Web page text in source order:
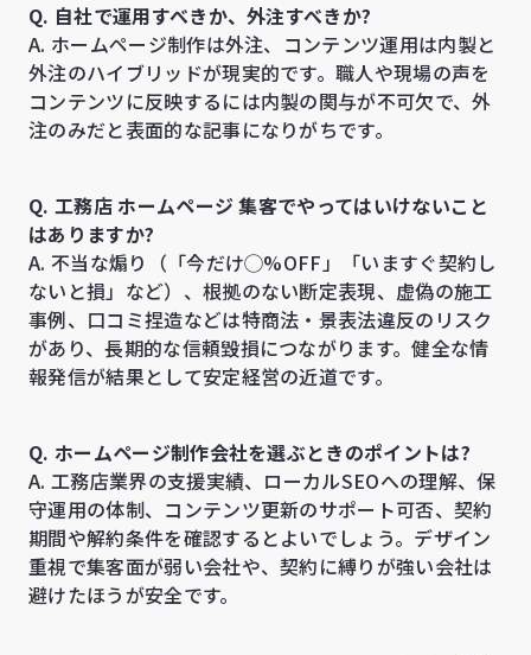
Q. 自社で運用すべきか、外注すべきか?
A. ホームページ制作は外注、コンテンツ運用は内製と
外注のハイブリッドが現実的です。職人や現場の声を
コンテンツに反映するには内製の関与が不可欠で、外
注のみだと表面的な記事になりがちです。
Q. 工務店 ホームページ 集客でやってはいけないこと
はありますか?
A. 不当な煽り（「今だけ◯%OFF」「いますぐ契約し
ないと損」など）、根拠のない断定表現、虚偽の施工
事例、口コミ捏造などは特商法・景表法違反のリスク
があり、長期的な信頼毀損につながります。健全な情
報発信が結果として安定経営の近道です。
Q. ホームページ制作会社を選ぶときのポイントは?
A. 工務店業界の支援実績、ローカルSEOへの理解、保
守運用の体制、コンテンツ更新のサポート可否、契約
期間や解約条件を確認するとよいでしょう。デザイン
重視で集客面が弱い会社や、契約に縛りが強い会社は
避けたほうが安全です。